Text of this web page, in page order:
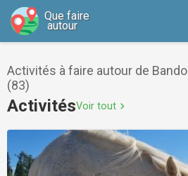
Que faire
autour
Activités à faire autour de Bandol
(83)
ActivitésVoir tout chevron_right